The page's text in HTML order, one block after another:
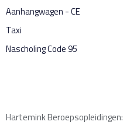
Aanhangwagen - CE
Taxi
Nascholing Code 95
Hartemink Beroepsopleidingen: